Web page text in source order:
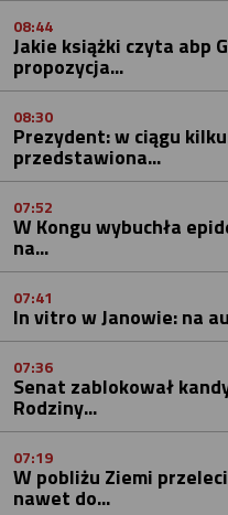
08:44
Jakie książki czyta abp
propozycja...
08:30
Prezydent: w ciągu
przedstawiona...
07:52
W Kongu wybuchła
na...
07:41
In vitro w Janowie: na
07:36
Senat zablokował
Rodziny...
07:19
W pobliżu Ziemi
nawet do...